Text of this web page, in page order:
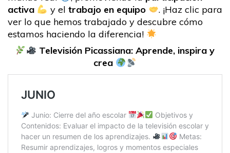
activa
y el trabajo en equipo
. ¡Haz clic para
ver lo que hemos trabajado y descubre cómo
estamos haciendo la diferencia!
Televisión Picassiana: Aprende, inspira y
crea